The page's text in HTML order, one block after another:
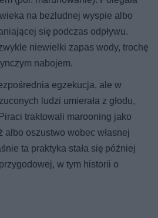
na bezludnej wyspie albo
się podczas odpływu.
niewielki zapas wody, trochę
nabojem.
egzekucja, ale w
ludzi umierała z głodu,
traktowali marooning jako
albo oszustwo wobec własnej
ta praktyka stała się później
w tym historii o